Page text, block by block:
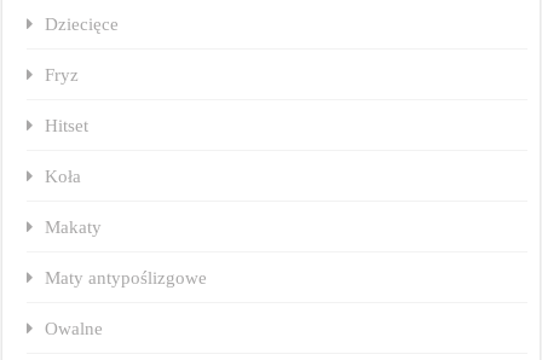
Dziecięce
Fryz
Hitset
Koła
Makaty
Maty antypoślizgowe
Owalne